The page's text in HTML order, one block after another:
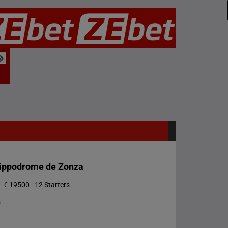
de Zonza
€ 19500 - 12 Starters